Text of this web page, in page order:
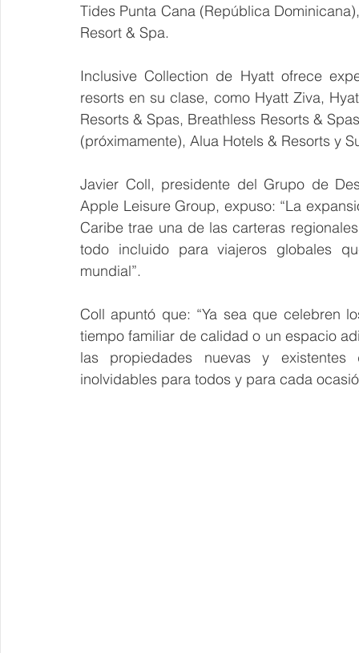
Tides Punta Cana (República
Resort & Spa.
Inclusive Collection de Hyatt ofrece
resorts en su clase, como Hyatt Ziva,
Resorts & Spas, Breathless Resorts &
(próximamente), Alua Hotels & Resorts y
Javier Coll, presidente del Grupo de
Apple Leisure Group, expuso: “La
Caribe trae una de las carteras
todo incluido para viajeros globales
mundial”.
Coll apuntó que: “Ya sea que celebren
tiempo familiar de calidad o un espacio
las propiedades nuevas y existentes
inolvidables para todos y para cada